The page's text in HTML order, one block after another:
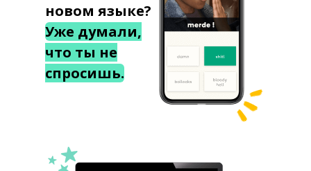
новом языке?
Уже думали,
что ты не
спросишь.